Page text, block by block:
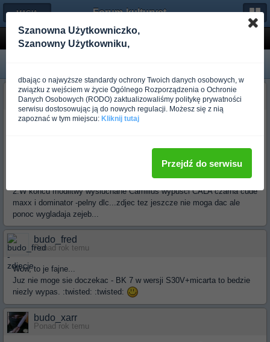
← MAGIA STALI Forum-kulturystyka.pl
Becker Extreme i czarny MAXX
budo_asaroth
Ponad rok temu
Dobra je dam posta
2.W koncu modlitwy wysluchane Camillus wypusci CALA czarna cude
maxx i dominator -pelny dlc...zdjec tez jeszcze nie moga dac ale
ponoc wygladaja zejeb...
budo_fred
Ponad rok temu
Wow, to je fajne...
Juz nie moge sie doczekac - BK 7 w wersji S30V+micarta to bedzie
niezly wypas. :twisted: :twisted:
budo_xarr
Ponad rok temu
Szanowna Użytkowniczko,
Szanowny Użytkowniku,
dbając o najwyższe standardy ochrony Twoich danych osobowych, w
związku z wejściem w życie Ogólnego Rozporządzenia o Ochronie
Danych Osobowych (RODO) zaktualizowaliśmy politykę prywatności
serwisu dostosowując ją do nowych regulacji. Możesz się z nią
zapoznać w tym miejscu: Kliknij tutaj
Przejdź do serwisu